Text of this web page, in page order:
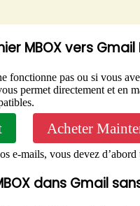
MBOX vers
fonctionne pas ou si vous
permet directement et en
Acheter
e-mails, vous devez
dans Gmail